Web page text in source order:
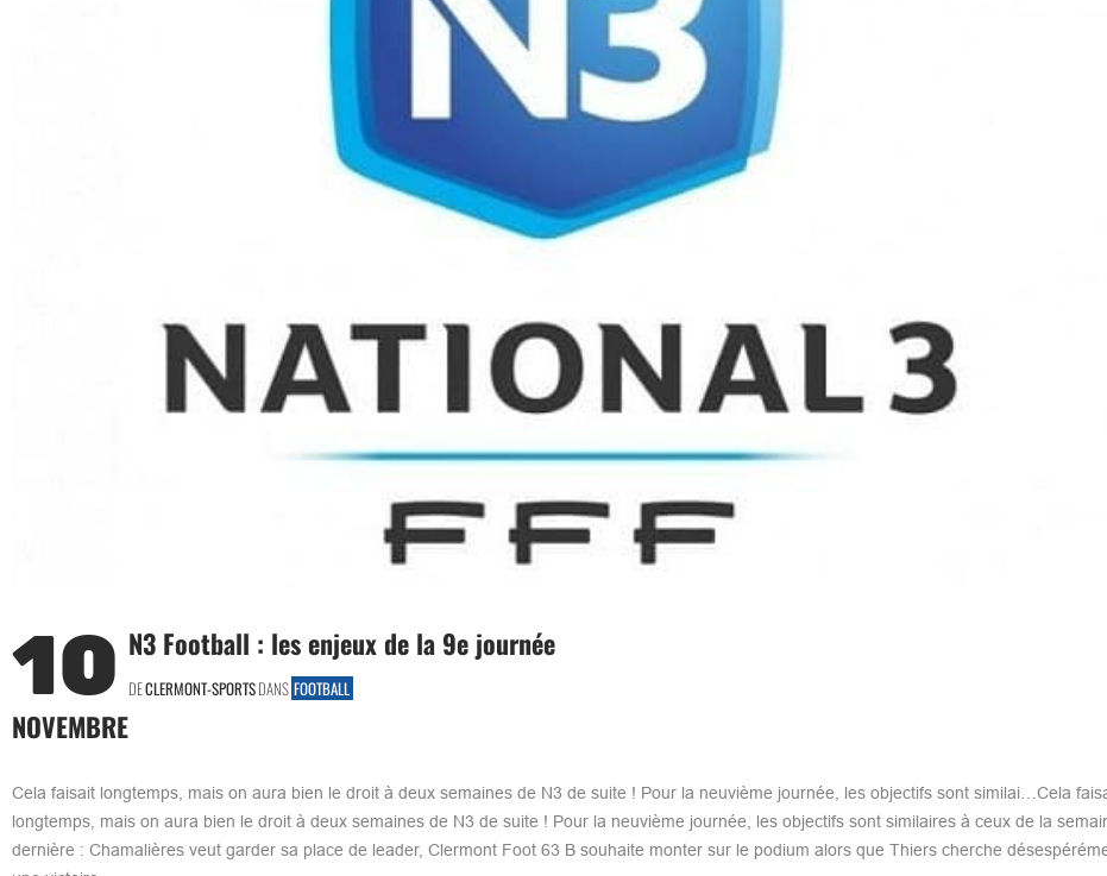
10
NOVEMBRE
N3 Football : les enjeux de la 9e journée
DECLERMONT-SPORTSDANS FOOTBALL
Cela faisait longtemps, mais on aura bien le droit à deux semaines de N3 de suite ! Pour la neuvième journée, les objectifs sont similai…Cela
longtemps, mais on aura bien le droit à deux semaines de N3 de suite ! Pour la neuvième journée, les objectifs sont similaires à ceux de la
dernière : Chamalières veut garder sa place de leader, Clermont Foot 63 B souhaite monter sur le podium alors que Thiers cherche